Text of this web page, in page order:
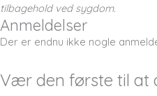
tilbagehold ved sygdom.
Anmeldelser
Der er endnu ikke nogle
Vær den første til at